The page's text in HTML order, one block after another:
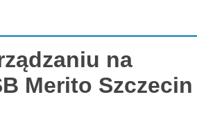
na
Merito Szczecin